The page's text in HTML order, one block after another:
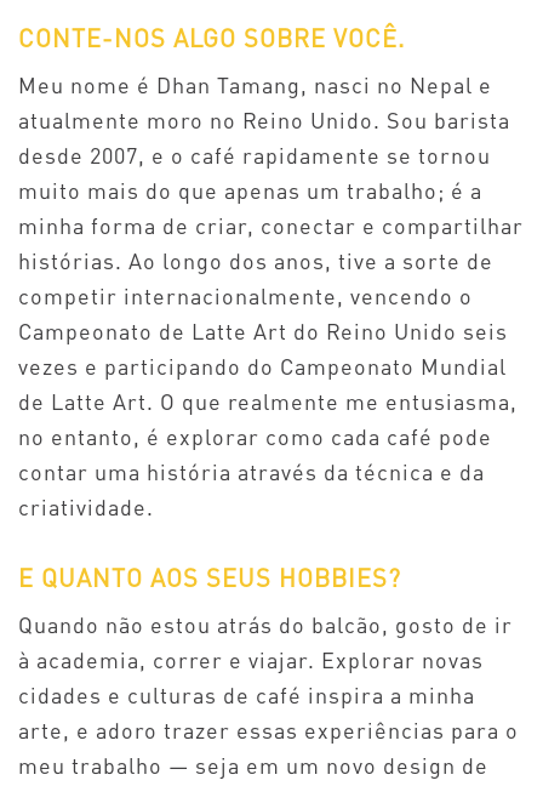
CONTE-NOS ALGO SOBRE VOCÊ.
Meu nome é Dhan Tamang, nasci no Nepal e
atualmente moro no Reino Unido. Sou barista
desde 2007, e o café rapidamente se tornou
muito mais do que apenas um trabalho; é a
minha forma de criar, conectar e compartilhar
histórias. Ao longo dos anos, tive a sorte de
competir internacionalmente, vencendo o
Campeonato de Latte Art do Reino Unido seis
vezes e participando do Campeonato Mundial
de Latte Art. O que realmente me entusiasma,
no entanto, é explorar como cada café pode
contar uma história através da técnica e da
criatividade.
E QUANTO AOS SEUS HOBBIES?
Quando não estou atrás do balcão, gosto de ir
à academia, correr e viajar. Explorar novas
cidades e culturas de café inspira a minha
arte, e adoro trazer essas experiências para o
meu trabalho — seja em um novo design de